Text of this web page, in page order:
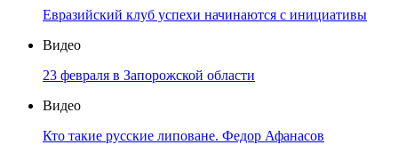
Евразийский клуб успехи начинаются с инициативы
Видео
23 февраля в Запорожской области
Видео
Кто такие русские липоване. Федор Афанасов